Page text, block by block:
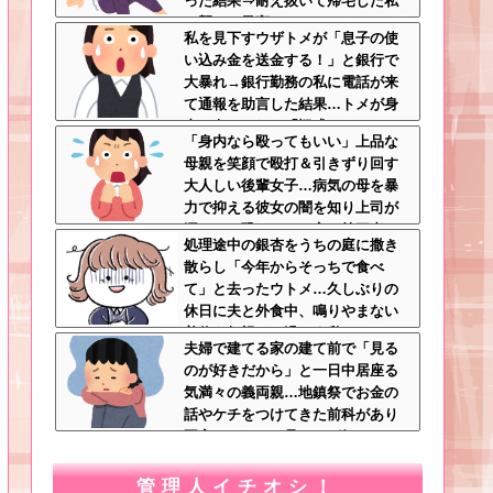
を襲った異変ｗｗｗ←ストレスで3
7.5度の熱が出るのは凄まじい
私を見下すウザトメが「息子の使
い込み金を送金する！」と銀行で
大暴れ→銀行勤務の私に電話が来
て通報を助言した結果…トメが身
内に向けられた「疑惑」とは！？
←普段見下してる嫁に撃沈される
スタイル
「身内なら殴ってもいい」上品な
母親を笑顔で殴打＆引きずり回す
大人しい後輩女子…病気の母を暴
力で抑える彼女の闇を知り上司が
漏らした恐ろしい一言←第三者の
介入が必要だろ
処理途中の銀杏をうちの庭に撒き
散らし「今年からそっちで食べ
て」と去ったウトメ…久しぶりの
休日に夫と外食中、鳴りやまない
着信を無視して過ごす私←マナー
モードにして大正解すぎるｗｗｗ
夫婦で建てる家の建て前で「見る
のが好きだから」と一日中居座る
気満々の義両親…地鎮祭でお金の
話やケチをつけてきた前科があり
不安しかない←見るのが好きとか
管理人イチオシ！